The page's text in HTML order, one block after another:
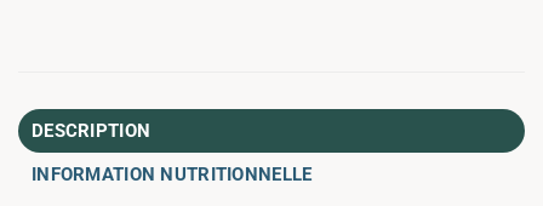
DESCRIPTION
INFORMATION NUTRITIONNELLE